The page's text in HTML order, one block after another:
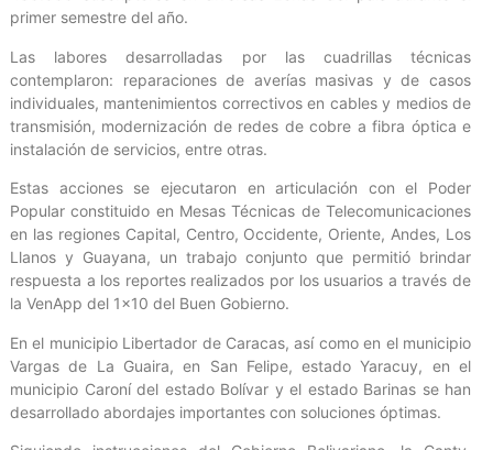
primer semestre del año.
Las labores desarrolladas por las cuadrillas técnicas
contemplaron: reparaciones de averías masivas y de casos
individuales, mantenimientos correctivos en cables y medios de
transmisión, modernización de redes de cobre a fibra óptica e
instalación de servicios, entre otras.
Estas acciones se ejecutaron en articulación con el Poder
Popular constituido en Mesas Técnicas de Telecomunicaciones
en las regiones Capital, Centro, Occidente, Oriente, Andes, Los
Llanos y Guayana, un trabajo conjunto que permitió brindar
respuesta a los reportes realizados por los usuarios a través de
la VenApp del 1×10 del Buen Gobierno.
En el municipio Libertador de Caracas, así como en el municipio
Vargas de La Guaira, en San Felipe, estado Yaracuy, en el
municipio Caroní del estado Bolívar y el estado Barinas se han
desarrollado abordajes importantes con soluciones óptimas.